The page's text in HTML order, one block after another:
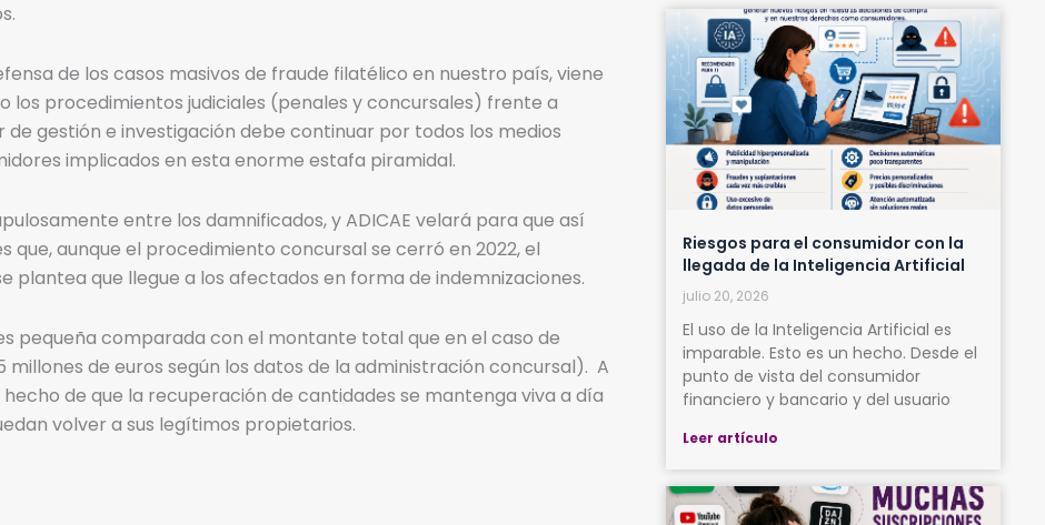
de los casos masivos de fraude filatélico en nuestro país, viene
los procedimientos judiciales (penales y concursales) frente a
gestión e investigación debe continuar por todos los medios
implicados en esta enorme estafa piramidal.
entre los damnificados, y ADICAE velará para que así
que, aunque el procedimiento concursal se cerró en 2022, el
plantea que llegue a los afectados en forma de indemnizaciones.
pequeña comparada con el montante total que en el caso de
de euros según los datos de la administración concursal). A
de que la recuperación de cantidades se mantenga viva a día
volver a sus legítimos propietarios.
Riesgos para el consumidor con la
llegada de la Inteligencia Artificial
julio 20, 2026
El uso de la Inteligencia Artificial es
imparable. Esto es un hecho. Desde el
punto de vista del consumidor
financiero y bancario y del usuario
Leer artículo